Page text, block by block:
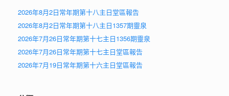
2026年8月2日常年期第十八主日堂區報告
2026年8月2日常年期第十八主日1357期靈泉
2026年7月26日常年期第十七主日1356期靈泉
2026年7月26日常年期第十七主日堂區報告
2026年7月19日常年期第十六主日堂區報告